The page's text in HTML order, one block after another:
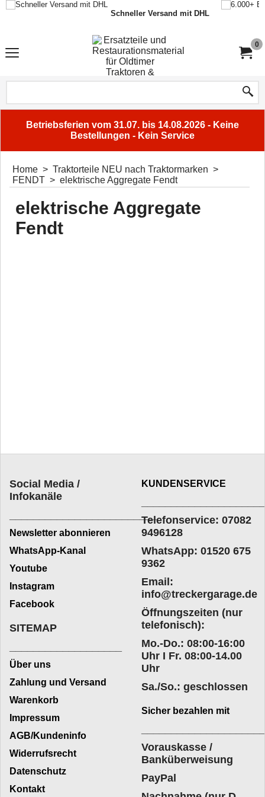
Schneller Versand mit DHL
0
Betriebsferien vom 31.07. bis 14.08.2026 - Keine
Bestellungen - Kein Service
Home > Traktorteile NEU nach Traktormarken >
FENDT > elektrische Aggregate Fendt
elektrische Aggregate
Fendt
Social Media /
Infokanäle
_________________________
Newsletter abonnieren
WhatsApp-Kanal
Youtube
Instagram
Facebook
KUNDENSERVICE
Telefonservice: 07082
9496128
WhatsApp: 01520 675
9362
Email:
info@treckergarage.de
Öffnungszeiten (nur
telefonisch):
Mo.-Do.: 08:00-16:00
Uhr I Fr. 08:00-14.00
Uhr
Sa./So.: geschlossen
SITEMAP
Über uns
Zahlung und Versand
Warenkorb
Impressum
AGB/Kundeninfo
Widerrufsrecht
Datenschutz
Kontakt
Sicher bezahlen mit
Vorauskasse /
Banküberweisung
PayPal